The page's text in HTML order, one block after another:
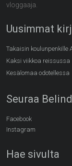
vloggaaja.
Uusimmat
Takaisin koulunpenkille
Kaksi viikkoa reissussa
Kesälomaa odotellessa
Seuraa
Facebook
Instagram
Hae sivulta